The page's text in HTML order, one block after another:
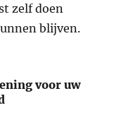
zelf doen
blijven.
voor uw